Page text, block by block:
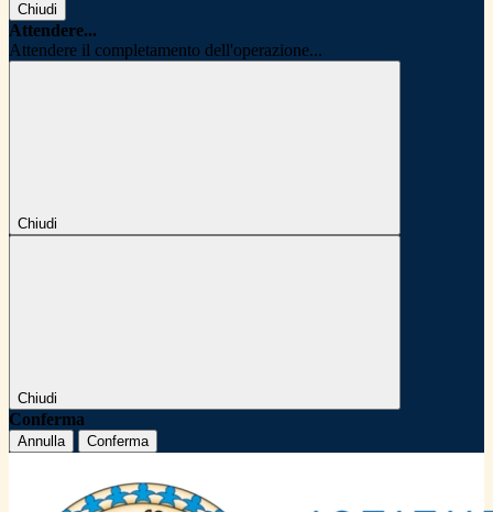
Chiudi
Attendere...
Attendere il completamento dell'operazione...
Chiudi
Chiudi
Conferma
Annulla Conferma